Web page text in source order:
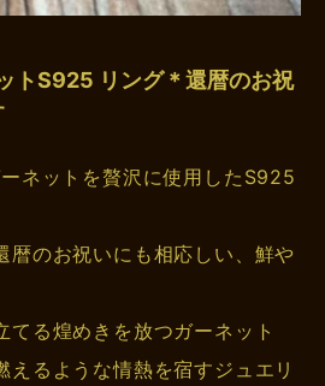
トS925 リング＊還暦のお祝
ネットを贅沢に使用したS925
暦のお祝いにも相応しい、鮮や
てる煌めきを放つガーネット
えるような情熱を宿すジュエリ